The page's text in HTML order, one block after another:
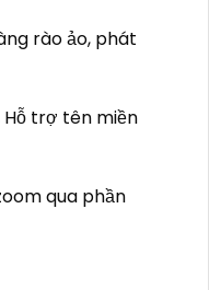
rào ảo, phát
trợ tên miền
qua phần